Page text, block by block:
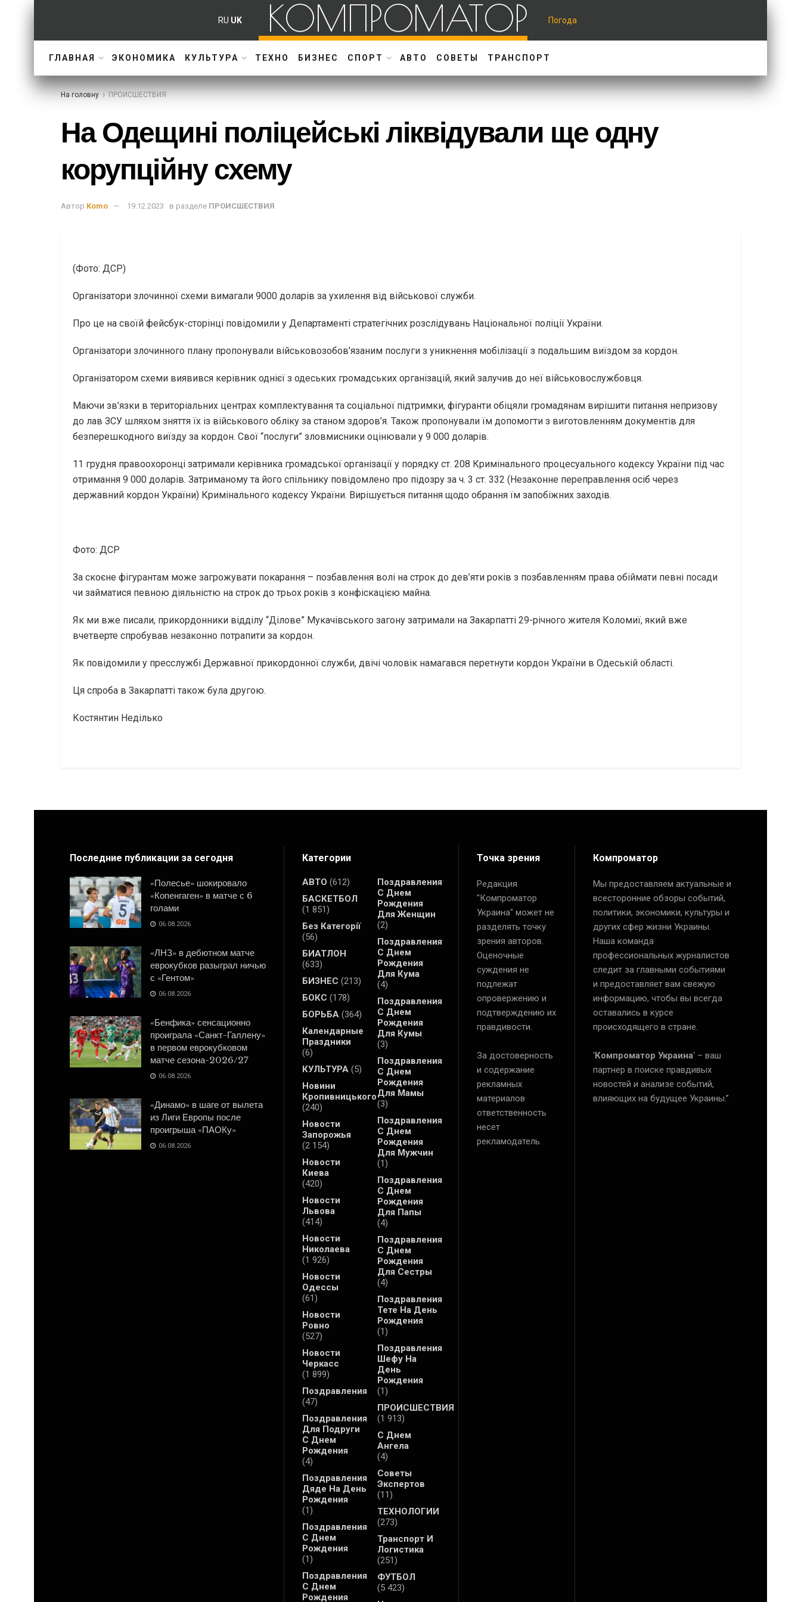
RU UK КОМПРОМАТОР Погода
ГЛАВНАЯ ЭКОНОМИКА КУЛЬТУРА ТЕХНО БИЗНЕС СПОРТ АВТО СОВЕТЫ ТРАНСПОРТ
На головну ПРОИСШЕСТВИЯ
На Одещині поліцейські ліквідували ще одну
корупційну схему
Автор Komo 19.12.2023 в разделе ПРОИСШЕСТВИЯ
(Фото: ДСР)
Організатори злочинної схеми вимагали 9000 доларів за ухилення від військової служби.
Про це на своїй фейсбук-сторінці повідомили у Департаменті стратегічних розслідувань Національної поліції України.
Організатори злочинного плану пропонували військовозобов’язаним послуги з уникнення мобілізації з подальшим виїздом за кордон.
Організатором схеми виявився керівник однієї з одеських громадських організацій, який залучив до неї військовослужбовця.
Маючи зв’язки в територіальних центрах комплектування та соціальної підтримки, фігуранти обіцяли громадянам вирішити питання непризову
до лав ЗСУ шляхом зняття їх із військового обліку за станом здоров’я. Також пропонували їм допомогти з виготовленням документів для
безперешкодного виїзду за кордон. Свої “послуги” зловмисники оцінювали у 9 000 доларів.
11 грудня правоохоронці затримали керівника громадської організації у порядку ст. 208 Кримінального процесуального кодексу України під час
отримання 9 000 доларів. Затриманому та його спільнику повідомлено про підозру за ч. 3 ст. 332 (Незаконне переправлення осіб через
державний кордон України) Кримінального кодексу України. Вирішується питання щодо обрання їм запобіжних заходів.
Фото: ДСР
За скоєне фігурантам може загрожувати покарання – позбавлення волі на строк до дев’яти років з позбавленням права обіймати певні посади
чи займатися певною діяльністю на строк до трьох років з конфіскацією майна.
Як ми вже писали, прикордонники відділу “Ділове” Мукачівського загону затримали на Закарпатті 29-річного жителя Коломиї, який вже
вчетверте спробував незаконно потрапити за кордон.
Як повідомили у пресслужбі Державної прикордонної служби, двічі чоловік намагався перетнути кордон України в Одеській області.
Ця спроба в Закарпатті також була другою.
Костянтин Неділько
Последние публикации за сегодня
«Полесье» шокировало
«Копенгаген» в матче с 6
голами
06.08.2026
«ЛНЗ» в дебютном матче
еврокубков разыграл ничью
с «Гентом»
06.08.2026
«Бенфика» сенсационно
проиграла «Санкт-Галлену»
в первом еврокубковом
матче сезона-2026/27
06.08.2026
«Динамо» в шаге от вылета
из Лиги Европы после
проигрыша «ПАОКу»
06.08.2026
Категории
АВТО (612)
БАСКЕТБОЛ
(1 851)
Без Категорії
(56)
БИАТЛОН
(633)
БИЗНЕС (213)
БОКС (178)
БОРЬБА (364)
Календарные
Праздники
(6)
КУЛЬТУРА (5)
Новини
Кропивницького
(240)
Новости
Запорожья
(2 154)
Новости
Киева
(420)
Новости
Львова
(414)
Новости
Николаева
(1 926)
Новости
Одессы
(61)
Новости
Ровно
(527)
Новости
Черкасс
(1 899)
Поздравления
(47)
Поздравления
Для Подруги
С Днем
Рождения
(4)
Поздравления
Дяде На День
Рождения
(1)
Поздравления
С Днем
Рождения
(1)
Поздравления
С Днем
Рождения
Поздравления
С Днем
Рождения
Для Женщин
(2)
Поздравления
С Днем
Рождения
Для Кума
(4)
Поздравления
С Днем
Рождения
Для Кумы
(3)
Поздравления
С Днем
Рождения
Для Мамы
(3)
Поздравления
С Днем
Рождения
Для Мужчин
(1)
Поздравления
С Днем
Рождения
Для Папы
(4)
Поздравления
С Днем
Рождения
Для Сестры
(4)
Поздравления
Тете На День
Рождения
(1)
Поздравления
Шефу На
День
Рождения
(1)
ПРОИСШЕСТВИЯ
(1 913)
С Днем
Ангела
(4)
Советы
Экспертов
(11)
ТЕХНОЛОГИИ
(273)
Транспорт И
Логистика
(251)
ФУТБОЛ
(5 423)
Точка зрения
Редакция
"Компроматор
Украина" может не
разделять точку
зрения авторов.
Оценочные
суждения не
подлежат
опровержению и
подтверждению их
правдивости.
За достоверность
и содержание
рекламных
материалов
ответственность
несет
рекламодатель.
Компроматор
Мы предоставляем актуальные и
всесторонние обзоры событий,
политики, экономики, культуры и
других сфер жизни Украины.
Наша команда
профессиональных журналистов
следит за главными событиями
и предоставляет вам свежую
информацию, чтобы вы всегда
оставались в курсе
происходящего в стране.
‘Компроматор Украина‘ – ваш
партнер в поиске правдивых
новостей и анализе событий,
влияющих на будущее Украины.”